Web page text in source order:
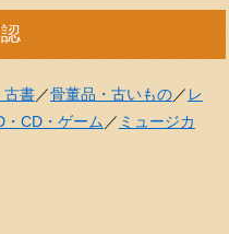
古書／骨董品・古いもの／ レ
・CD・ゲーム／ ミュージカ